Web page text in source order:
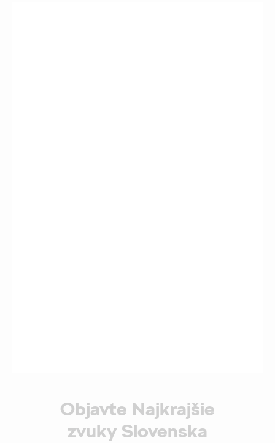
Objavte Najkrajšie
zvuky Slovenska